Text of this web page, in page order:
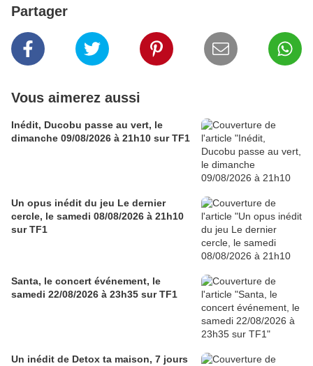
Partager
Vous aimerez aussi
Inédit, Ducobu passe au vert, le
dimanche 09/08/2026 à 21h10 sur TF1
Un opus inédit du jeu Le dernier
cercle, le samedi 08/08/2026 à 21h10
sur TF1
Santa, le concert événement, le
samedi 22/08/2026 à 23h35 sur TF1
Un inédit de Detox ta maison, 7 jours